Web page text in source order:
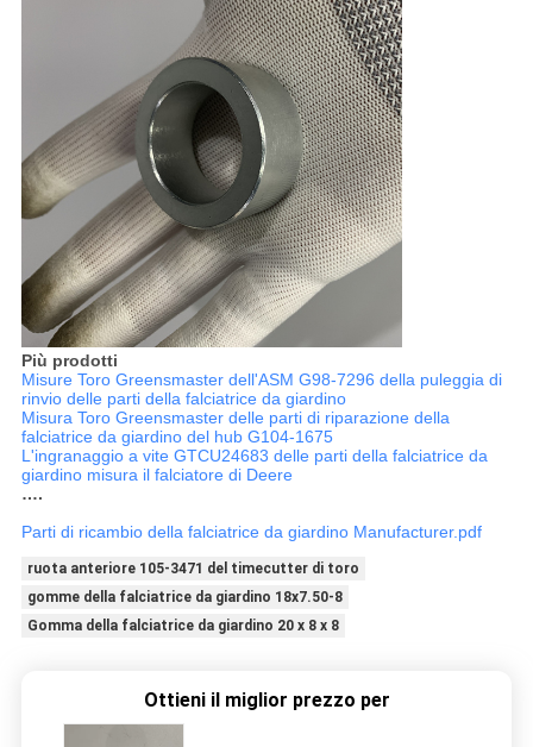
Più prodotti
Misure Toro Greensmaster dell'ASM G98-7296 della puleggia di
rinvio delle parti della falciatrice da giardino
Misura Toro Greensmaster delle parti di riparazione della
falciatrice da giardino del hub G104-1675
L'ingranaggio a vite GTCU24683 delle parti della falciatrice da
giardino misura il falciatore di Deere
….
Parti di ricambio della falciatrice da giardino Manufacturer.pdf
ruota anteriore 105-3471 del timecutter di toro
gomme della falciatrice da giardino 18x7.50-8
Gomma della falciatrice da giardino 20 x 8 x 8
Ottieni il miglior prezzo per